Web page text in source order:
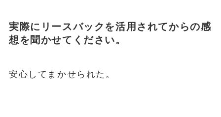
実際にリースバックを活用されてからの感
想を聞かせてください。
安心してまかせられた。